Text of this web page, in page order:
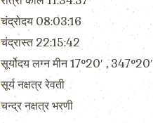
चंद्रोदय 08:03:16
चंद्रास्त 22:15:42
सूर्योदय लग्न मीन 17°20′ , 347°20′
सूर्य नक्षत्र रेवती
चन्द्र नक्षत्र भरणी